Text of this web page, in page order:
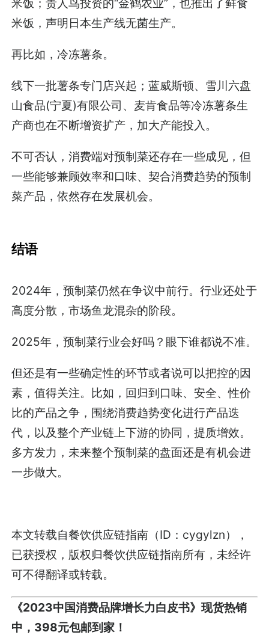
米饭；贵人鸟投资的“金鹤农业”，也推出了鲜食
米饭，声明日本生产线无菌生产。
再比如，冷冻薯条。
线下一批薯条专门店兴起；蓝威斯顿、雪川六盘
山食品(宁夏)有限公司、麦肯食品等冷冻薯条生
产商也在不断增资扩产，加大产能投入。
不可否认，消费端对预制菜还存在一些成见，但
一些能够兼顾效率和口味、契合消费趋势的预制
菜产品，依然存在发展机会。
结语
2024年，预制菜仍然在争议中前行。行业还处于
高度分散，市场鱼龙混杂的阶段。
2025年，预制菜行业会好吗？眼下谁都说不准。
但还是有一些确定性的环节或者说可以把控的因
素，值得关注。比如，回归到口味、安全、性价
比的产品之争，围绕消费趋势变化进行产品迭
代，以及整个产业链上下游的协同，提质增效。
多方发力，未来整个预制菜的盘面还是有机会进
一步做大。
本文转载自餐饮供应链指南（ID：cygylzn），
已获授权，版权归餐饮供应链指南所有，未经许
可不得翻译或转载。
《2023中国消费品牌增长力白皮书》现货热销
中，398元包邮到家！